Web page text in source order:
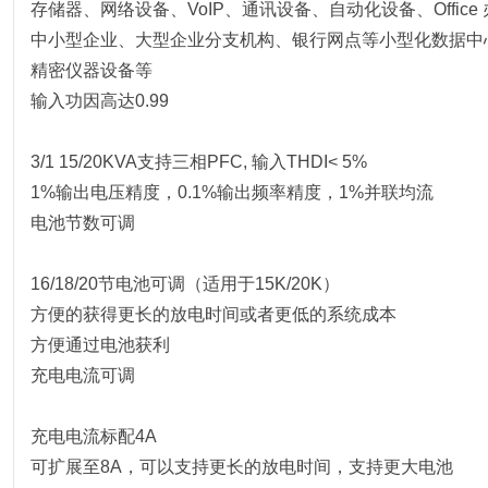
存储器、网络设备、VoIP、通讯设备、自动化设备、Office
中小型企业、大型企业分支机构、银行网点等小型化数据中
精密仪器设备等
输入功因高达0.99
3/1 15/20KVA支持三相PFC, 输入THDI< 5%
1%输出电压精度，0.1%输出频率精度，1%并联均流
电池节数可调
16/18/20节电池可调（适用于15K/20K）
方便的获得更长的放电时间或者更低的系统成本
方便通过电池获利
充电电流可调
充电电流标配4A
可扩展至8A，可以支持更长的放电时间，支持更大电池